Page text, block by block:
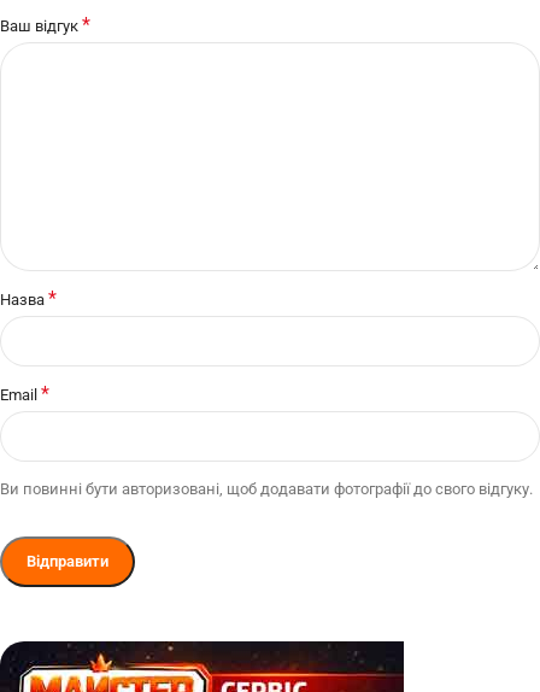
Ваш відгук *
Назва *
Email *
Ви повинні бути авторизовані, щоб додавати фотографії до свого відгуку.